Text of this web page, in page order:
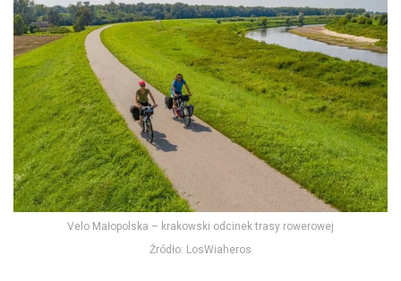
Velo Małopolska – krakowski odcinek trasy rowerowej
Źródło: LosWiaheros